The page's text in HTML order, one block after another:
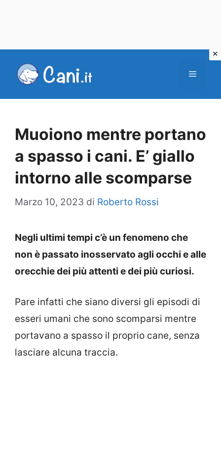
Menu
Muoiono mentre portano
a spasso i cani. E’ giallo
intorno alle scomparse
Marzo 10, 2023 di Roberto Rossi
Negli ultimi tempi c’è un fenomeno che
non è passato inosservato agli occhi e alle
orecchie dei più attenti e dei più curiosi.
Pare infatti che siano diversi gli episodi di
esseri umani che sono scomparsi mentre
portavano a spasso il proprio cane, senza
lasciare alcuna traccia.